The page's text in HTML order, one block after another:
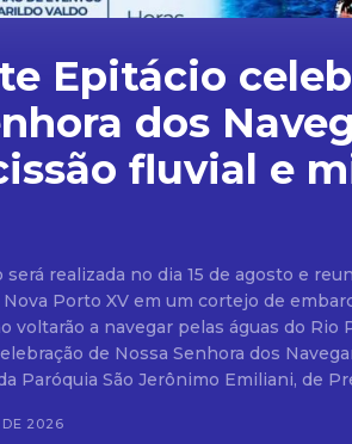
Epitácio
dos
fluvial e
realizada no dia 15 de agosto e
Porto XV em um cortejo de
de Nossa Senhora dos
Paróquia São Jerônimo Emiliani, de
DE 2026